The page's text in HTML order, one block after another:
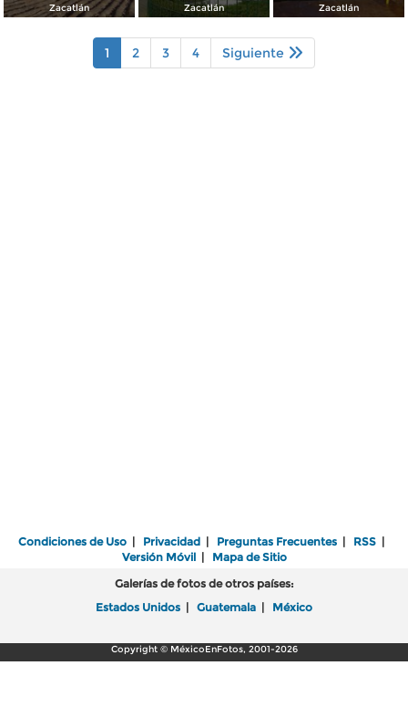
Zacatlán Zacatlán Zacatlán
1 2 3 4 Siguiente
Condiciones de Uso | Privacidad | Preguntas Frecuentes | RSS |
Versión Móvil| Mapa de Sitio
Galerías de fotos de otros países:
Estados Unidos | Guatemala | México
Copyright © MéxicoEnFotos, 2001-2026